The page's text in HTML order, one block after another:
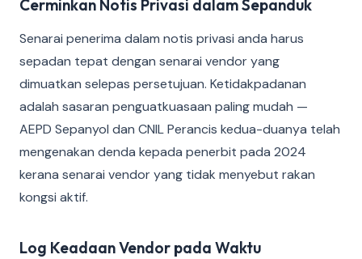
Cerminkan Notis Privasi dalam Sepanduk
Senarai penerima dalam notis privasi anda harus
sepadan tepat dengan senarai vendor yang
dimuatkan selepas persetujuan. Ketidakpadanan
adalah sasaran penguatkuasaan paling mudah —
AEPD Sepanyol dan CNIL Perancis kedua-duanya telah
mengenakan denda kepada penerbit pada 2024
kerana senarai vendor yang tidak menyebut rakan
kongsi aktif.
Log Keadaan Vendor pada Waktu